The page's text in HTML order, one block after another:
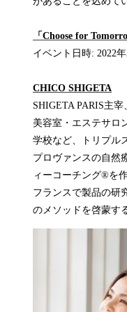
「Choose for
イベント日時: 2022
CHICO SHIGETA
SHIGETA PARIS主
美容室・エステサロ
学校など、トリプル
プロヴァンスの自然
ィーコーチング®を
フランスで製品の研
のメソッドを啓蒙す